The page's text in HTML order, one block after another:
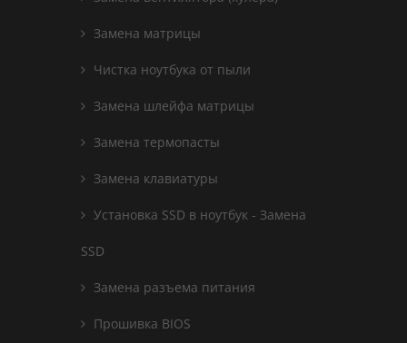
Замена матрицы
Чистка ноутбука от пыли
Замена шлейфа матрицы
Замена термопасты
Замена клавиатуры
Установка SSD в ноутбук - Замена
SSD
Замена разъема питания
Прошивка BIOS